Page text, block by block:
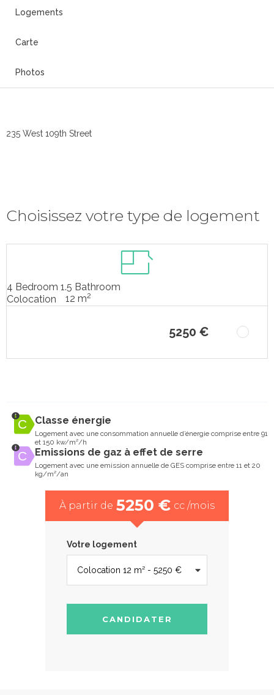
Logements
Carte
Photos
235 West 109th Street
Choisissez votre type de logement
4 Bedroom 1.5 Bathroom
Colocation
12 m2
5250 €
Classe énergie
Logement avec une consommation annuelle d’énergie comprise entre 91
et 150 kw/m²/h
Emissions de gaz à effet de serre
Logement avec une emission annuelle de GES comprise entre 11 et 20
kg/m²/an
À partir de 5250 € cc /mois
Votre logement
CANDIDATER